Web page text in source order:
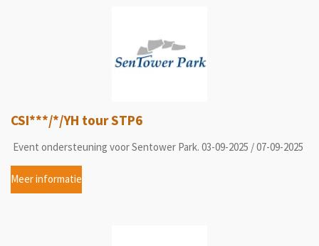
CSI***/*/YH tour STP6
Event ondersteuning voor Sentower Park. 03-09-2025 / 07-09-2025
Meer informatie